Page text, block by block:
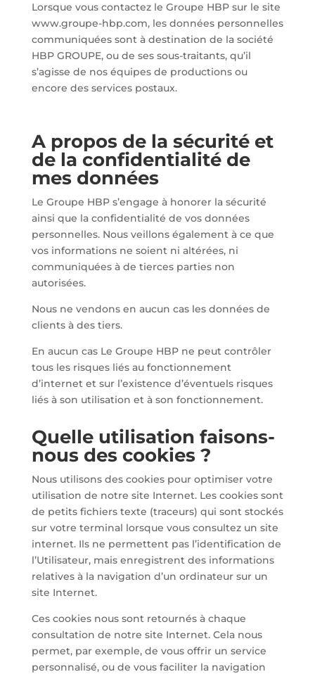
Lorsque vous contactez le Groupe HBP sur le site
www.groupe-hbp.com, les données personnelles
communiquées sont à destination de la société
HBP GROUPE, ou de ses sous-traitants, qu’il
s’agisse de nos équipes de productions ou
encore des services postaux.
A propos de la sécurité et
de la confidentialité de
mes données
Le Groupe HBP s’engage à honorer la sécurité
ainsi que la confidentialité de vos données
personnelles. Nous veillons également à ce que
vos informations ne soient ni altérées, ni
communiquées à de tierces parties non
autorisées.
Nous ne vendons en aucun cas les données de
clients à des tiers.
En aucun cas Le Groupe HBP ne peut contrôler
tous les risques liés au fonctionnement
d’internet et sur l’existence d’éventuels risques
liés à son utilisation et à son fonctionnement.
Quelle utilisation faisons-
nous des cookies ?
Nous utilisons des cookies pour optimiser votre
utilisation de notre site Internet. Les cookies sont
de petits fichiers texte (traceurs) qui sont stockés
sur votre terminal lorsque vous consultez un site
internet. Ils ne permettent pas l’identification de
l’Utilisateur, mais enregistrent des informations
relatives à la navigation d’un ordinateur sur un
site Internet.
Ces cookies nous sont retournés à chaque
consultation de notre site Internet. Cela nous
permet, par exemple, de vous offrir un service
personnalisé, ou de vous faciliter la navigation